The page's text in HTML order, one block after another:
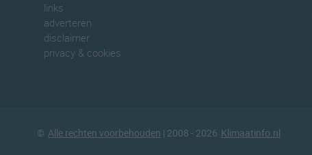
links
adverteren
disclaimer
privacy & cookies
© Alle rechten voorbehouden | 2008 - 2026 Klimaatinfo.nl